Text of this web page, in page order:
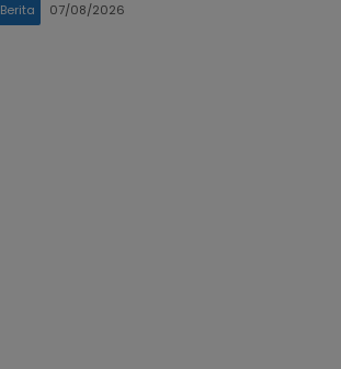
Berita 07/08/2026